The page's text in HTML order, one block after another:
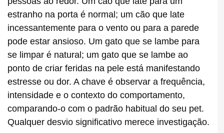
estranho na porta é normal; um cão que late
incessantemente para o vento ou para a parede
pode estar ansioso. Um gato que se lambe para
se limpar é natural; um gato que se lambe ao
ponto de criar feridas na pele está manifestando
estresse ou dor. A chave é observar a frequência,
intensidade e o contexto do comportamento,
comparando-o com o padrão habitual do seu pet.
Qualquer desvio significativo merece investigação.